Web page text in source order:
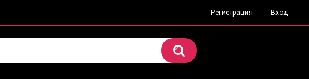
Регистрация Вход